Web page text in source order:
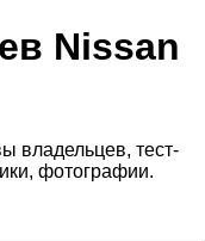
Nissan
владельцев, тест-
фотографии.